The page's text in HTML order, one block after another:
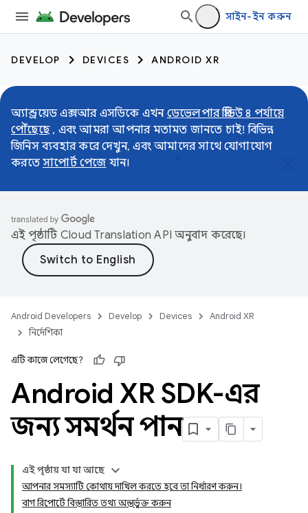
সাইন-ইন করুন
DEVELOP DEVICES ANDROID XR
অ্যান্ড্রয়েড এক্সআর এসডিকে এখন ডেভেলপার প্রিভিউ ৪ পর্যায়ে
পৌঁছেছে, এবং আমরা আপনার মতামত জানতে চাই! বিভিন্ন
জিনিস ব্যবহার করে দেখুন, এবং আমাদের সাথে যোগাযোগ
করতে সাপোর্ট পেজে যান।
এই পৃষ্ঠাটি Cloud Translation API অনুবাদ করেছে।
Android Developers Develop Devices
Android XR
নির্দেশিকা
এটি কাজে লেগেছে?
Android XR SDK-এর
জন্য সমর্থন পান
এই পৃষ্ঠায় যা যা আছে
আপনার সমস্যাটি কোথায় দাখিল করতে হবে তা নির্ধারণ করুন।
বাগ রিপোর্টে বিস্তারিত তথ্য অন্তর্ভুক্ত করুন